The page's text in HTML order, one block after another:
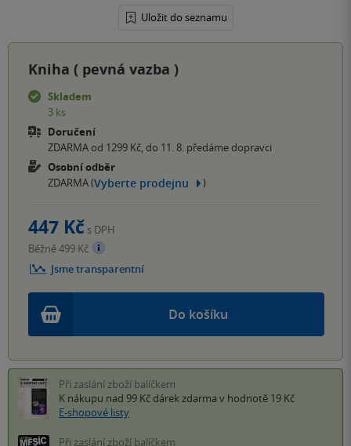
Uložit do seznamu
Kniha ( pevná vazba )
Skladem
3 ks
Doručení
ZDARMA od 1299 Kč, do 11. 8. předáme dopravci
Osobní odběr
ZDARMA (Vyberte prodejnu )
Do košíku
447 Kč s DPH
Běžně 499 Kč
Jsme transparentní
Při zaslání zboží balíčkem
K nákupu nad 99 Kč dárek zdarma v hodnotě 19 Kč
E-shopové listy
Při zaslání zboží balíčkem